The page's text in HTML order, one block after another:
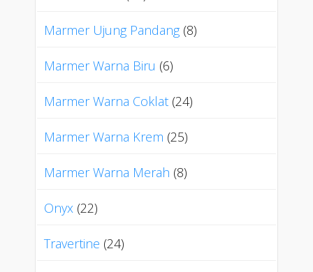
Marmer Ujung Pandang (8)
Marmer Warna Biru (6)
Marmer Warna Coklat (24)
Marmer Warna Krem (25)
Marmer Warna Merah (8)
Onyx (22)
Travertine (24)